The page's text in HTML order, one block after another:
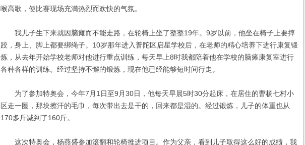
喉高歌，使比赛现场充满热烈而欢快的气氛。
我儿子生下来就因脑瘫而不能走路，在轮椅上坐了整整19年。9岁以前，他坐在椅子上要摔
跤，身上、脚上都要绑绳子。 10岁那年进入普陀区启星学校后，在老师的精心培养下进行康复锻
炼，从去年开始学校老师对他进行重点训练，每天早上8时我都陪着他在学校的脑瘫康复室进行
各种各样的训练。经过坚持不懈的锻炼，现在他已经能够短时间行走。
为了参加特奥会，今年7月1日至9月30日，他每天早晨5时30分起床，在居住的曹杨七村小
区走一圈，那块擦汗的毛巾，每次带出去是干的，回来都是湿的。经过锻炼，儿子的体重也从
170多斤减到了160斤。
这次特奥会，杨燕盛参加滚翻和轮椅推进项目。作为父亲，看到儿子取得这么好的成绩，我